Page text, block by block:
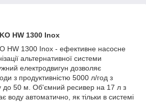
HW 1300 Inox
HW 1300 Inox - ефективне насосне
альтернативної системи
електродвигун дозволяє
з продуктивністю 5000 л/год з
до 50 м. Об'ємний ресивер на 17 л з
воду автоматично, як тільки в системі